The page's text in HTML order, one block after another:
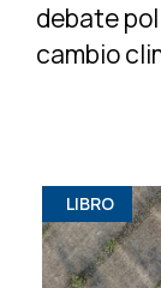
debate
cambio
LIBRO